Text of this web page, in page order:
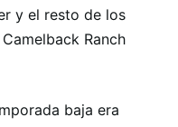
y el resto de los
Ranch
baja era